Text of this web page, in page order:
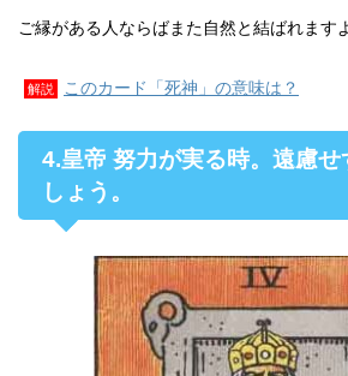
ご縁がある人ならばまた自然と結ばれます
解説 このカード「死神」の意味は？
4.皇帝 努力が実る時。遠慮せ
しょう。